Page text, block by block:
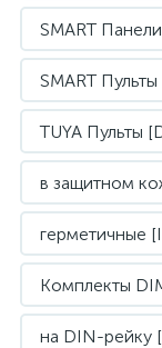
SMART
SMART
TUYA Пульты
в защитном
герметичные
Комплекты
на DIN-рейку